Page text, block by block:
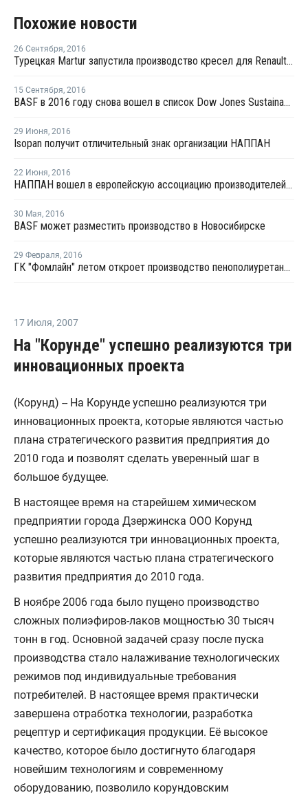
Похожие новости
26 Сентября, 2016
Турецкая Martur запустила производство кресел для Renault Kaptur
15 Сентября, 2016
BASF в 2016 году снова вошел в список Dow Jones Sustainability World Index
29 Июня, 2016
Isopan получит отличительный знак организации НАППАН
22 Июня, 2016
НАППАН вошел в европейскую ассоциацию производителей пенополиуретана
30 Мая, 2016
BASF может разместить производство в Новосибирске
29 Февраля, 2016
ГК "Фомлайн" летом откроет производство пенополиуретана в Пензенской области
17 Июля, 2007
На "Корунде" успешно реализуются три
инновационных проекта
(Корунд) -- На Корунде успешно реализуются три
инновационных проекта, которые являются частью
плана стратегического развития предприятия до
2010 года и позволят сделать уверенный шаг в
большое будущее.
В настоящее время на старейшем химическом
предприятии города Дзержинска ООО Корунд
успешно реализуются три инновационных проекта,
которые являются частью плана стратегического
развития предприятия до 2010 года.
В ноябре 2006 года было пущено производство
сложных полиэфиров-лаков мощностью 30 тысяч
тонн в год. Основной задачей сразу после пуска
производства стало налаживание технологических
режимов под индивидуальные требования
потребителей. В настоящее время практически
завершена отработка технологии, разработка
рецептур и сертификация продукции. Её высокое
качество, которое было достигнуто благодаря
новейшим технологиям и современному
оборудованию, позволило корундовским